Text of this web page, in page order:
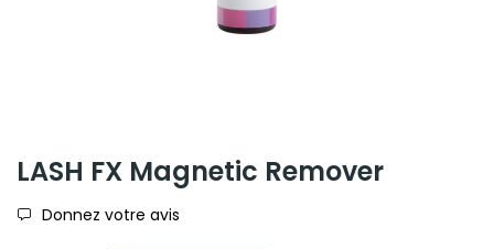
LASH FX Magnetic Remover
Donnez votre avis